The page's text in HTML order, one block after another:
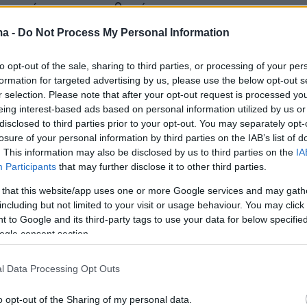
- Do Not Process My Personal Information
opt-out of the sale, sharing to third parties, or processing of your
for targeted advertising by us, please use the below opt-out
selection. Please note that after your opt-out request is processed
interest-based ads based on personal information utilized by us
to third parties prior to your opt-out. You may separately
of your personal information by third parties on the IAB’s list of
This information may also be disclosed by us to third parties on the
Participants that may further disclose it to other third parties.
that this website/app uses one or more Google services and may
but not limited to your visit or usage behaviour. You may
to Google and its third-party tags to use your data for below
consent section.
Data Processing Opt Outs
opt-out of the Sharing of my personal data.
παράγοντας σταθερότητας.
της Ελλάδας με τις Ηνωμένες Πολιτείες, ο
τόνισε: «Ως Ελλάδα να είμαστε
είμαστε αφοσιωμένο μέλος της ΕΕ, αλλά
συμμαχία με τις ΗΠΑ που σκοπεύουμε να
κάνουμε εδώ και πολλά χρόνια. Η σχέση
ότι η Ελλάδα είναι πόλος σταθερότητας στην
στη συνέπεια και στη συνέχεια των
εταιρείες, δίνοντας έμφαση στην ενεργειακή
ειδικά στη γεώτρηση για υδρογονάνθρακες,